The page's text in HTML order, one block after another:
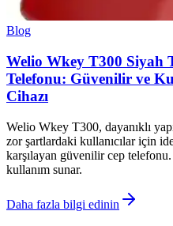
Blog
Welio Wkey T300 Siyah
Telefonu: Güvenilir ve
Cihazı
Welio Wkey T300, dayanıklı
zor şartlardaki kullanıcılar için
karşılayan güvenilir cep
kullanım sunar.
Daha fazla bilgi edinin